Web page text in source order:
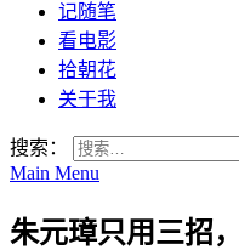
记随笔
看电影
拾朝花
关于我
搜索：
Main Menu
朱元璋只用三招